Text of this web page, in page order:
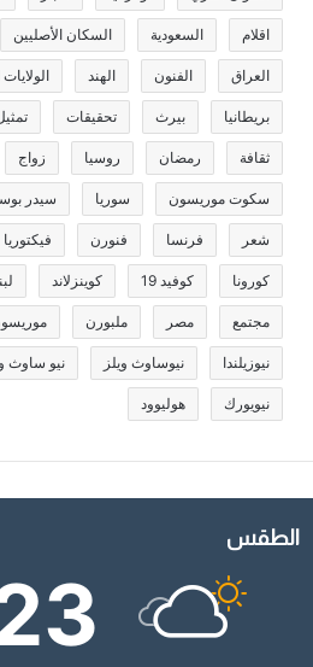
اقلام السعودية السكان الأصليين
العراق الفنون الهند
بريطانيا بيرث تحقيقات
ثقافة رمضان روسيا زواج
سكوت موريسون سوريا سيدر
شعر فرنسا فنورن فيكتوريا
كورونا كوفيد 19 كوينزلاند
مجتمع مصر ملبورن
نيوزيلندا نيوساوث ويلز نيو ساوث
نيويورك هوليوود
الطقس